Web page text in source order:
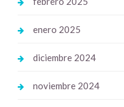
enero 2025
diciembre 2024
noviembre 2024